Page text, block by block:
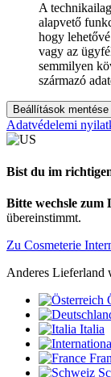
A
alapvető
hogy
vagy az
semmilyen
származó
Beállítások mentése
Adatvédelemi
Bist du im
Bitte wechsle zum
übereinstimmt.
Zu Cosmeterie
Anderes Lieferland
Italia